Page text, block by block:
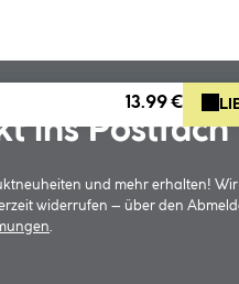
13.99 €
ins Postfach
und mehr erhalten!
widerrufen – über den